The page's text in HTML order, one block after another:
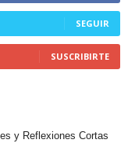
SEGUIR
SUSCRIBIRTE
y Reflexiones Cortas